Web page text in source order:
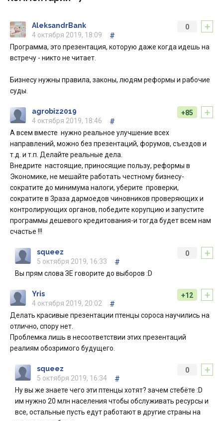
+
0
AleksandrBank
4 октября 2019, 18:09
#
Программа, это презентация, которую даже когда идешь на
встречу - никто не читает.
Бизнесу нужны правила, законы, людям реформы и рабочие
суды.
+
+85
agrobiz2019
4 октября 2019, 18:46
#
А всем вместе нужно реальное улучшение всех
направлений, можно без презентаций, форумов, съездов и
т.д. и т.п. Делайте реальные дела.
Внедрите настоящие, приносящие пользу, реформы в
Экономике, не мешайте работать честному бизнесу-
сократите до минимума налоги, уберите проверки,
сократите в 3раза дармоедов чиновников проверяющих и
контролирующих органов, победите корупцию и запустите
программы дешевого кредитования-и тогда будет всем нам
счастье !!!
+
0
squeez
5 октября 2019, 16:33
#
Вы прям слова ЗЕ говорите до выборов :D
+
+12
Yris
4 октября 2019, 20:02
#
Делать красивые презентации птенцы сороса научились на
отлично, спору нет.
Проблемка лишь в несоответствии этих презентаций
реалиям обозримого будущего.
+
0
squeez
5 октября 2019, 16:34
#
Ну вы же знаете чего эти птенцы хотят? зачем стебёте :D
им нужно 20 млн населения чтобы обслуживать ресурсы и
все, остальные пусть едут работают в другие страны на